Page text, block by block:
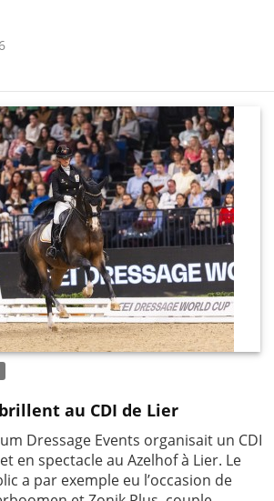
au CDI de Lier
Dressage Events organisait un CDI
en spectacle au Azelhof à Lier. Le
a par exemple eu l’occasion de